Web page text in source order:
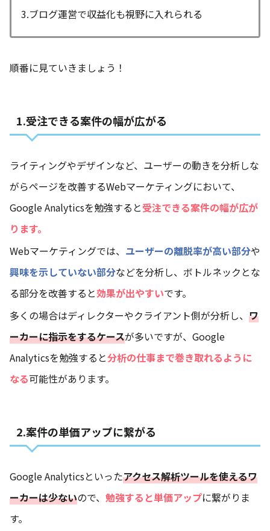
3.ブログ運営で収益化も視野に入れられる
順番に見ていきましょう！
1.受注できる案件の幅が広がる
ライティングやデザインなど、ユーザーの動きを分析しな
がらページを改善するWebマーケティングにおいて、
Google Analyticsを勉強すると受注できる案件の幅が広が
ります。
Webマーケティングでは、 ユーザーの離脱率が高い部分や
興味を示していない部分などを分析し、ボトルネックとな
る部分を改善すると効果が出やすいです。
多くの場合はディレクターやクライアント側が分析し、 ワ
ーカーに指示をするケースが多いですが、Google
Analyticsを勉強すると分析の仕事まで巻き取れるように
なる可能性があります。
2.案件の単価アップに繋がる
Google Analyticsといったアクセス解析ツールを使えるワ
ーカーは少ないので、 勉強すると単価アップに繋がりま
す。